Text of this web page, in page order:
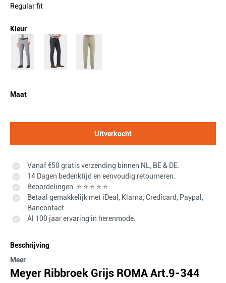
Regular fit
Kleur
Maat
Uitverkocht
Vanaf €50 gratis verzending binnen NL, BE & DE.
14 Dagen bedenktijd en eenvoudig retourneren.
Beoordelingen: ⭐ ⭐ ⭐ ⭐ ⭐
Betaal gemakkelijk met iDeal, Klarna, Credicard, Paypal,
Bancontact.
Al 100 jaar ervaring in herenmode.
Beschrijving
Meer
Meyer Ribbroek Grijs ROMA Art.9-344